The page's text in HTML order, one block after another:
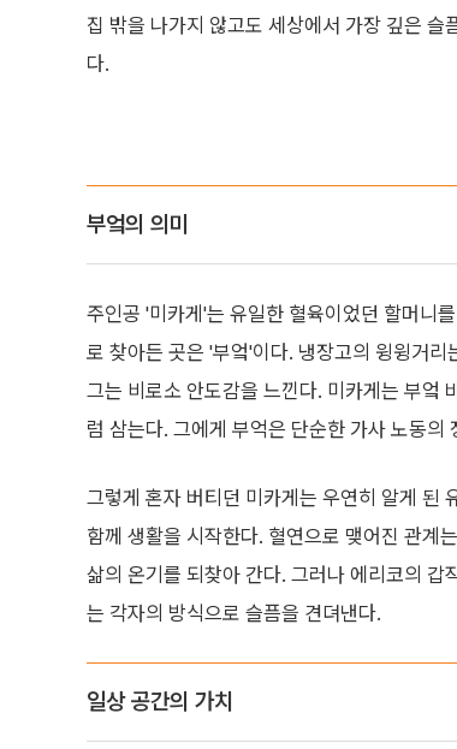
집 밖을 나가지 않고도 세상에서 가장 깊은
다.
부엌의 의미
주인공 '미카게'는 유일한 혈육이었던 할머니
로 찾아든 곳은 '부엌'이다. 냉장고의 윙윙거
그는 비로소 안도감을 느낀다. 미카게는 부엌
럼 삼는다. 그에게 부억은 단순한 가사 노동
그렇게 혼자 버티던 미카게는 우연히 알게 된
함께 생활을 시작한다. 혈연으로 맺어진 관계
삶의 온기를 되찾아 간다. 그러나 에리코의 갑
는 각자의 방식으로 슬픔을 견뎌낸다.
일상 공간의 가치